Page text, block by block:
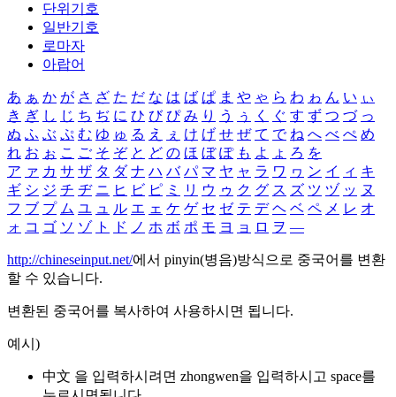
단위기호
일반기호
로마자
아랍어
あ ぁ か が さ ざ た だ な は ば ぱ ま や ゃ ら わ ゎ ん い ぃ
き ぎ し じ ち ぢ に ひ び ぴ み り う ぅ く ぐ す ず つ づ っ
ぬ ふ ぶ ぷ む ゆ ゅ る え ぇ け げ せ ぜ て で ね へ べ ぺ め
れ お ぉ こ ご そ ぞ と ど の ほ ぼ ぽ も よ ょ ろ を
ア ァ カ サ ザ タ ダ ナ ハ バ パ マ ヤ ャ ラ ワ ヮ ン イ ィ キ
ギ シ ジ チ ヂ ニ ヒ ビ ピ ミ リ ウ ゥ ク グ ス ズ ツ ヅ ッ ヌ
フ ブ プ ム ユ ュ ル エ ェ ケ ゲ セ ゼ テ デ ヘ ベ ペ メ レ オ
ォ コ ゴ ソ ゾ ト ド ノ ホ ボ ポ モ ヨ ョ ロ ヲ ―
http://chineseinput.net/에서 pinyin(병음)방식으로 중국어를 변환
할 수 있습니다.
변환된 중국어를 복사하여 사용하시면 됩니다.
예시)
中文 을 입력하시려면 zhongwen을 입력하시고 space를